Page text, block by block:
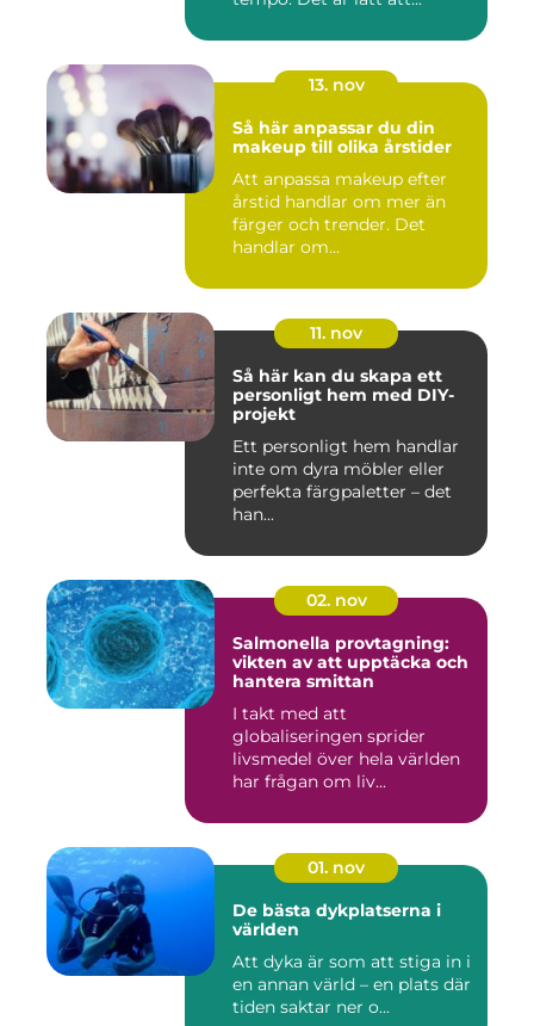
13. nov
Så här anpassar du din
makeup till olika årstider
Att anpassa makeup efter
årstid handlar om mer än
färger och trender. Det
handlar om...
11. nov
Så här kan du skapa ett
personligt hem med DIY-
projekt
Ett personligt hem handlar
inte om dyra möbler eller
perfekta färgpaletter – det
han...
02. nov
Salmonella provtagning:
vikten av att upptäcka och
hantera smittan
I takt med att
globaliseringen sprider
livsmedel över hela världen
har frågan om liv...
01. nov
De bästa dykplatserna i
världen
Att dyka är som att stiga in i
en annan värld – en plats där
tiden saktar ner o...